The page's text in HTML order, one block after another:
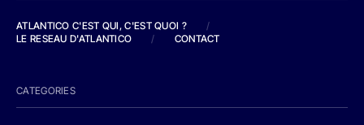
ATLANTICO C'EST QUI, C'EST QUOI ?
/
LE RESEAU D'ATLANTICO
/ CONTACT
CATEGORIES